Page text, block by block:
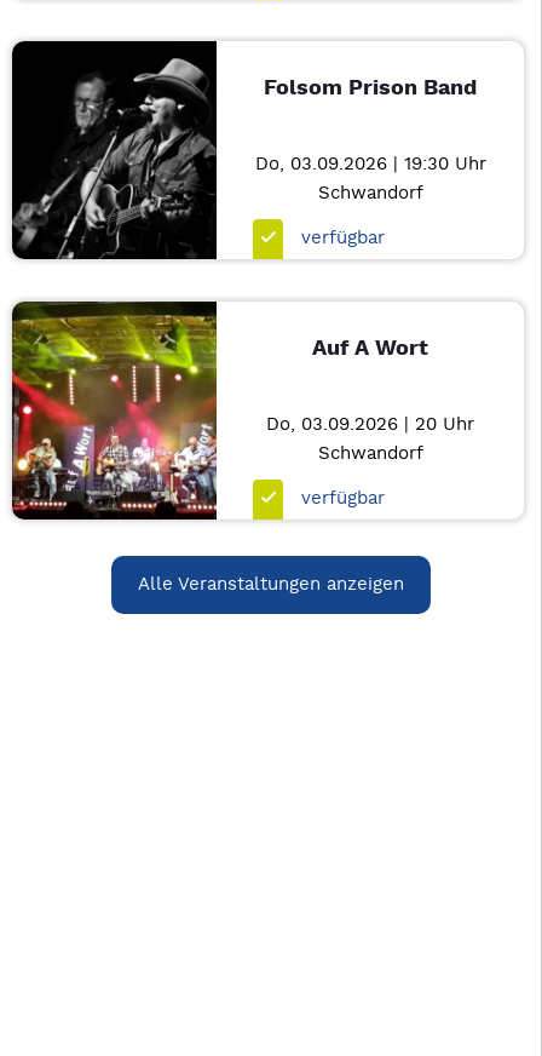
Folsom Prison Band
Do, 03.09.2026 | 19:30 Uhr
Schwandorf
verfügbar
Auf A Wort
Do, 03.09.2026 | 20 Uhr
Schwandorf
verfügbar
Alle Veranstaltungen anzeigen